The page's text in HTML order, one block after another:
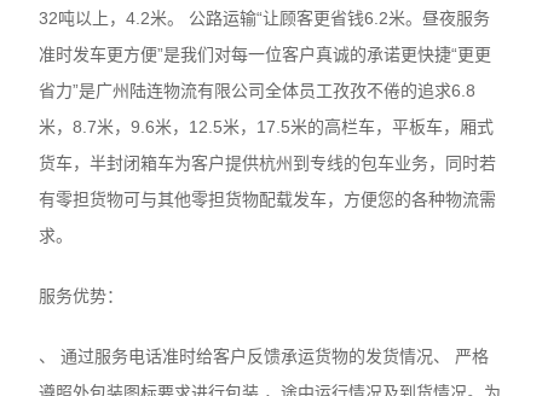
32吨以上，4.2米。 公路运输“让顾客更省钱6.2米。昼夜服务
准时发车更方便”是我们对每一位客户真诚的承诺更快捷“更更
省力”是广州陆连物流有限公司全体员工孜孜不倦的追求6.8
米，8.7米，9.6米，12.5米，17.5米的高栏车，平板车，厢式
货车，半封闭箱车为客户提供杭州到专线的包车业务，同时若
有零担货物可与其他零担货物配载发车，方便您的各种物流需
求。
服务优势：
、 通过服务电话准时给客户反馈承运货物的发货情况、 严格
遵照外包装图标要求进行包装 ，途中运行情况及到货情况。为